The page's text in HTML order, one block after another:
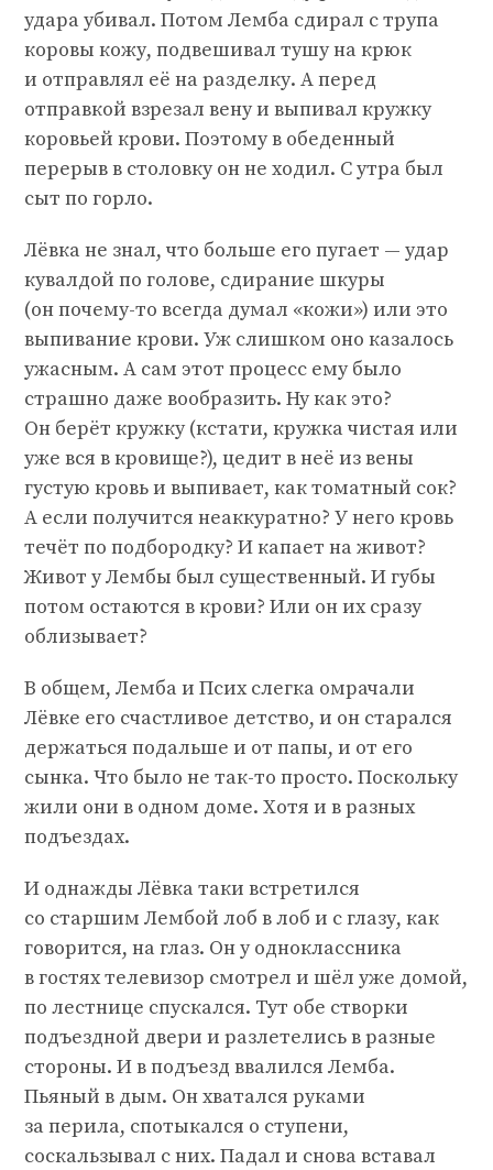
удара убивал. Потом Лемба сдирал с трупа
коровы кожу, подвешивал тушу на крюк
и отправлял её на разделку. А перед
отправкой взрезал вену и выпивал кружку
коровьей крови. Поэтому в обеденный
перерыв в столовку он не ходил. С утра был
сыт по горло.
Лёвка не знал, что больше его пугает — удар
кувалдой по голове, сдирание шкуры
(он почему-то всегда думал «кожи») или это
выпивание крови. Уж слишком оно казалось
ужасным. А сам этот процесс ему было
страшно даже вообразить. Ну как это?
Он берёт кружку (кстати, кружка чистая или
уже вся в кровище?), цедит в неё из вены
густую кровь и выпивает, как томатный сок?
А если получится неаккуратно? У него кровь
течёт по подбородку? И капает на живот?
Живот у Лембы был существенный. И губы
потом остаются в крови? Или он их сразу
облизывает?
В общем, Лемба и Псих слегка омрачали
Лёвке его счастливое детство, и он старался
держаться подальше и от папы, и от его
сынка. Что было не так-то просто. Поскольку
жили они в одном доме. Хотя и в разных
подъездах.
И однажды Лёвка таки встретился
со старшим Лембой лоб в лоб и с глазу, как
говорится, на глаз. Он у одноклассника
в гостях телевизор смотрел и шёл уже домой,
по лестнице спускался. Тут обе створки
подъездной двери и разлетелись в разные
стороны. И в подъезд ввалился Лемба.
Пьяный в дым. Он хватался руками
за перила, спотыкался о ступени,
соскальзывал с них. Падал и снова вставал